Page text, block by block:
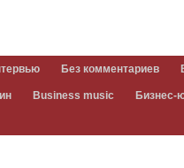
Без комментариев
Business music Бизнес-